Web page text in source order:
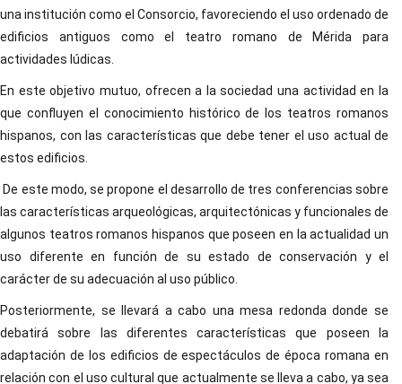
una institución como el Consorcio, favoreciendo el uso ordenado de
edificios antiguos como el teatro romano de Mérida para
actividades lúdicas.
En este objetivo mutuo, ofrecen a la sociedad una actividad en la
que confluyen el conocimiento histórico de los teatros romanos
hispanos, con las características que debe tener el uso actual de
estos edificios.
De este modo, se propone el desarrollo de tres conferencias sobre
las características arqueológicas, arquitectónicas y funcionales de
algunos teatros romanos hispanos que poseen en la actualidad un
uso diferente en función de su estado de conservación y el
carácter de su adecuación al uso público.
Posteriormente, se llevará a cabo una mesa redonda donde se
debatirá sobre las diferentes características que poseen la
adaptación de los edificios de espectáculos de época romana en
relación con el uso cultural que actualmente se lleva a cabo, ya sea